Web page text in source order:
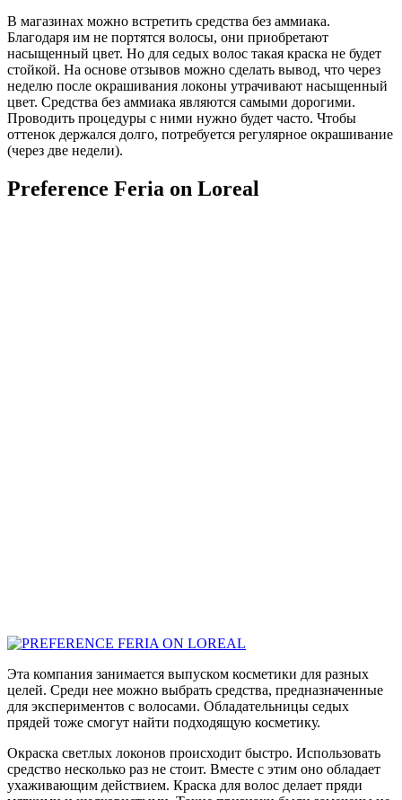
В магазинах можно встретить средства без аммиака.
Благодаря им не портятся волосы, они приобретают
насыщенный цвет. Но для седых волос такая краска не будет
стойкой. На основе отзывов можно сделать вывод, что через
неделю после окрашивания локоны утрачивают насыщенный
цвет. Средства без аммиака являются самыми дорогими.
Проводить процедуры с ними нужно будет часто. Чтобы
оттенок держался долго, потребуется регулярное окрашивание
(через две недели).
Preference Feria on Loreal
Эта компания занимается выпуском косметики для разных
целей. Среди нее можно выбрать средства, предназначенные
для экспериментов с волосами. Обладательницы седых
прядей тоже смогут найти подходящую косметику.
Окраска светлых локонов происходит быстро. Использовать
средство несколько раз не стоит. Вместе с этим оно обладает
ухаживающим действием. Краска для волос делает пряди